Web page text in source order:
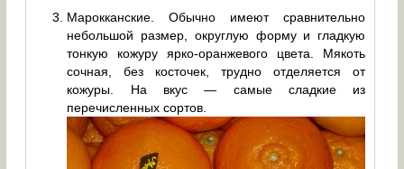
Марокканские. Обычно имеют сравнительно
небольшой размер, округлую форму и гладкую
тонкую кожуру ярко-оранжевого цвета. Мякоть
сочная, без косточек, трудно отделяется от
кожуры. На вкус — самые сладкие из
перечисленных сортов.